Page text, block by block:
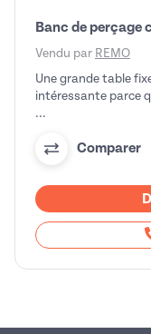
Banc de perçage
Vendu par REMO
Une grande table
intéressante parce
...
Comparer